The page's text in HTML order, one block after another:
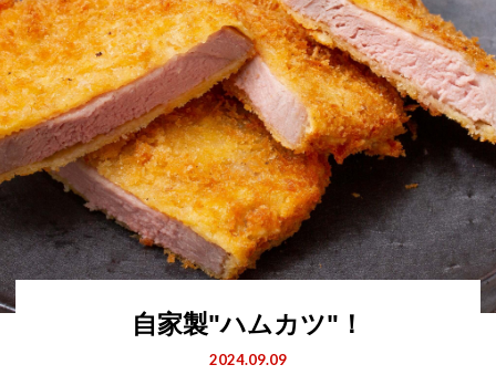
自家製"ハムカツ"！
2024.09.09